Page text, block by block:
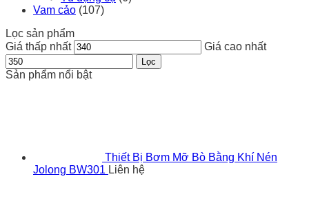
Vam cảo (107)
Lọc sản phẩm
Giá thấp nhất
Giá cao nhất
Lọc
Sản phẩm nổi bật
Thiết Bị Bơm Mỡ Bò Bằng Khí Nén
Jolong BW301 Liên hệ